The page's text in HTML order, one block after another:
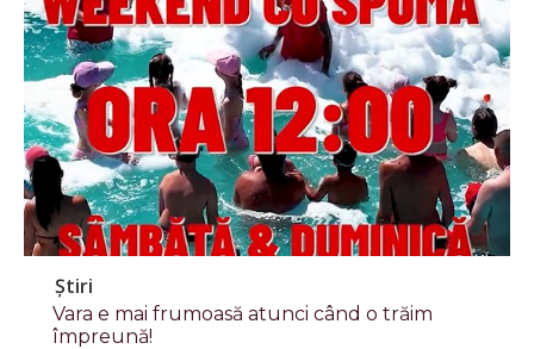
Știri
Vara e mai frumoasă atunci când o trăim
împreună!